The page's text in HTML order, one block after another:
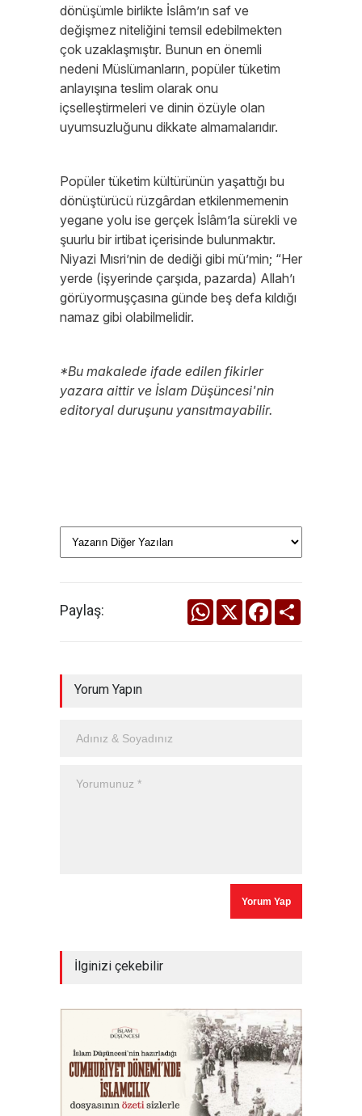
dönüşümle birlikte İslâm’ın saf ve
değişmez niteliğini temsil edebilmekten
çok uzaklaşmıştır. Bunun en önemli
nedeni Müslümanların, popüler tüketim
anlayışına teslim olarak onu
içselleştirmeleri ve dinin özüyle olan
uyumsuzluğunu dikkate almamalarıdır.
Popüler tüketim kültürünün yaşattığı bu
dönüştürücü rüzgârdan etkilenmemenin
yegane yolu ise gerçek İslâm’la sürekli ve
şuurlu bir irtibat içerisinde bulunmaktır.
Niyazi Mısri’nin de dediği gibi mü’min; “Her
yerde (işyerinde çarşıda, pazarda) Allah’ı
görüyormuşçasına günde beş defa kıldığı
namaz gibi olabilmelidir.
*Bu makalede ifade edilen fikirler
yazara aittir ve İslam Düşüncesi'nin
editoryal duruşunu yansıtmayabilir.
Paylaş: WhatsApp
X Facebook
Yorum Yapın
İlginizi çekebilir